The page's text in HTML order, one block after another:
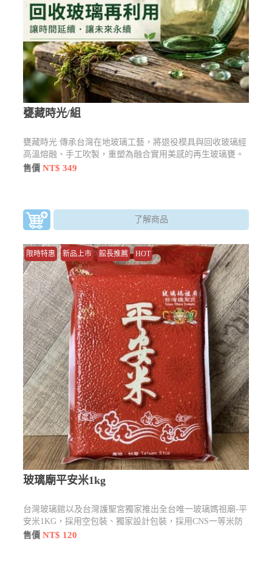
甕藏時光/組
甕藏時光 傳承台灣在地玻璃工藝，將退役模具與回收玻璃經
高溫熔融、手工吹製，重塑為融合實用美感的再生玻璃甕。
讓舊物件重獲新生，用永續理念盛裝您的專屬故事
售價NT$ 349
了解商品
限時特惠 新品上市 館長推薦 HOT
玻璃廟平安米1kg
台灣玻璃館以及台灣護聖宮獨家推出全台唯一玻璃媽祖廟-平
安米1KG，採用空包裝、獨家設計包裝，採用CNS一等米防
疫期間，吃的安心的健康糧食。
售價NT$ 120